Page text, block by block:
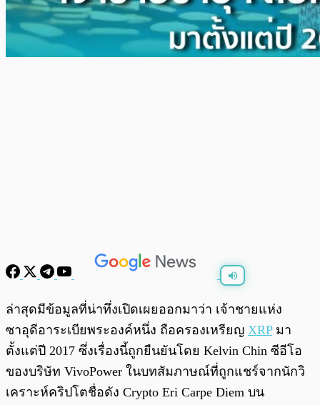
พร้อมเล่น 0:00
ล่าสุดมีข้อมูลที่น่าทึ่งเปิดเผยออกมาว่า เจ้าชายแห่ง
ซาอุดีอาระเบียพระองค์หนึ่ง ถือครองเหรียญ XRPมา
ตั้งแต่ปี 2017 ซึ่งเรื่องนี้ถูกยืนยันโดย Kelvin Chin ซีอีโอ
ของบริษัท VivoPower ในบทสัมภาษณ์ที่ถูกแชร์จากนักวิ
เคราะห์คริปโตชื่อดัง Crypto Eri Carpe Diem บน